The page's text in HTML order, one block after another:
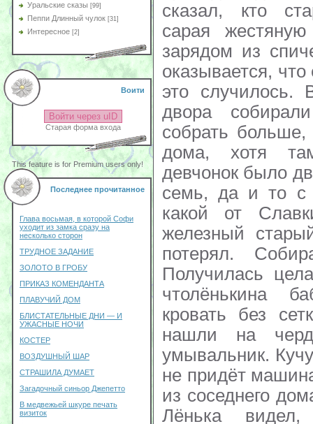
Уральские сказы [99]
Пеппи Длинный чулок [31]
Интересное [2]
Воити
Войти через uID
Старая форма входа
This feature is for Premium users only!
Последнее прочитанное
Глава восьмая, в которой Софи
уходит из замка сразу на
несколько сторон
ТРУДНОЕ ЗАДАНИЕ
ЗОЛОТО В ГРОБУ
ПРИКАЗ КОМЕНДАНТА
ПЛАВУЧИЙ ДОМ
БЛИСТАТЕЛЬНЫЕ ДНИ — И
УЖАСНЫЕ НОЧИ
КОСТЕР
ВОЗДУШНЫЙ ШАР
СТРАШИЛА ДУМАЕТ
Загадочный синьор Джепетто
В медвежьей шкуре печать
визиток
сказал, кто
сарая
зарядом из
оказывается,
это случилось.
двора
собрать
дома, хотя
девчонок было
семь, да и то с
какой от
железный
потерял.
Получилась
чтолёнькина
кровать без
нашли на
умывальник.
не придёт
из соседнего
Лёнька